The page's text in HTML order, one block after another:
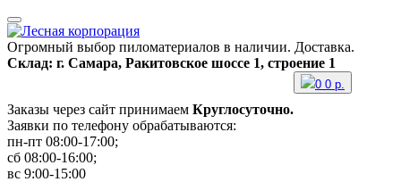
Огромный выбор пиломатериалов в наличии. Доставка.
Склад: г. Самара, Ракитовское шоссе 1, строение 1
Заказы через сайт принимаем Круглосуточно.
Заявки по телефону обрабатываются:
пн-пт 08:00-17:00;
сб 08:00-16:00;
вс 9:00-15:00
0 0 р.